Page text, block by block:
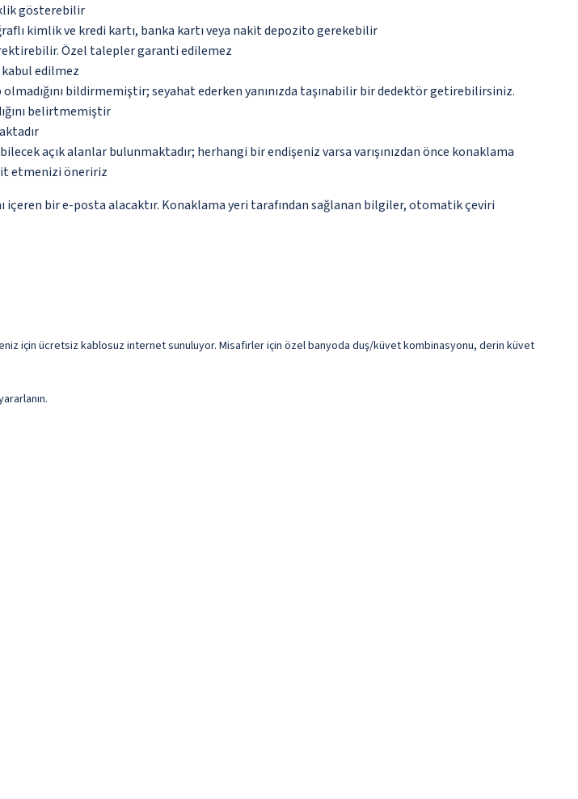
gösterebilir
kimlik ve kredi kartı, banka kartı veya nakit depozito gerekebilir
Özel talepler garanti edilemez
edilmez
bildirmemiştir; seyahat ederken yanınızda taşınabilir bir dedektör getirebilirsiniz.
belirtmemiştir
açık alanlar bulunmaktadır; herhangi bir endişeniz varsa varışınızdan önce konaklama
etmenizi öneririz
bir e-posta alacaktır. Konaklama yeri tarafından sağlanan bilgiler, otomatik çeviri
için ücretsiz kablosuz internet sunuluyor. Misafirler için özel banyoda duş/küvet kombinasyonu, derin küvet